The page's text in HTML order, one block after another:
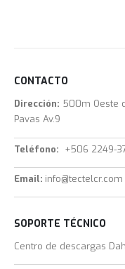
CONTACTO
Dirección: 500m Oeste
Pavas Av.9
Teléfono: +506 2249-
Email: info@tectelcr.com
SOPORTE TÉCNICO
Centro de descargas